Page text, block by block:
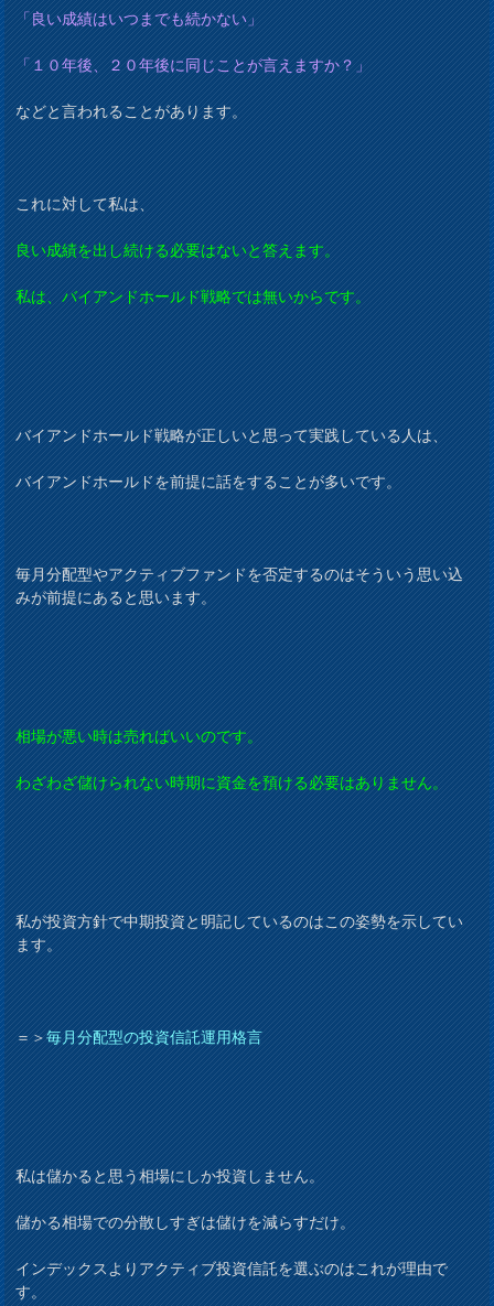
「良い成績はいつまでも続かない」
「１０年後、２０年後に同じことが言えますか？」
などと言われることがあります。
これに対して私は、
良い成績を出し続ける必要はないと答えます。
私は、バイアンドホールド戦略では無いからです。
バイアンドホールド戦略が正しいと思って実践している人は、
バイアンドホールドを前提に話をすることが多いです。
毎月分配型やアクティブファンドを否定するのはそういう思い込
みが前提にあると思います。
相場が悪い時は売ればいいのです。
わざわざ儲けられない時期に資金を預ける必要はありません。
私が投資方針で中期投資と明記しているのはこの姿勢を示してい
ます。
＝＞毎月分配型の投資信託運用格言
私は儲かると思う相場にしか投資しません。
儲かる相場での分散しすぎは儲けを減らすだけ。
インデックスよりアクティブ投資信託を選ぶのはこれが理由で
す。